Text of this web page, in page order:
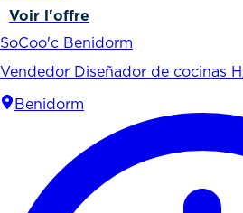
Voir l'offre
SoCoo'c Benidorm
Vendedor Diseñador de cocinas
Benidorm